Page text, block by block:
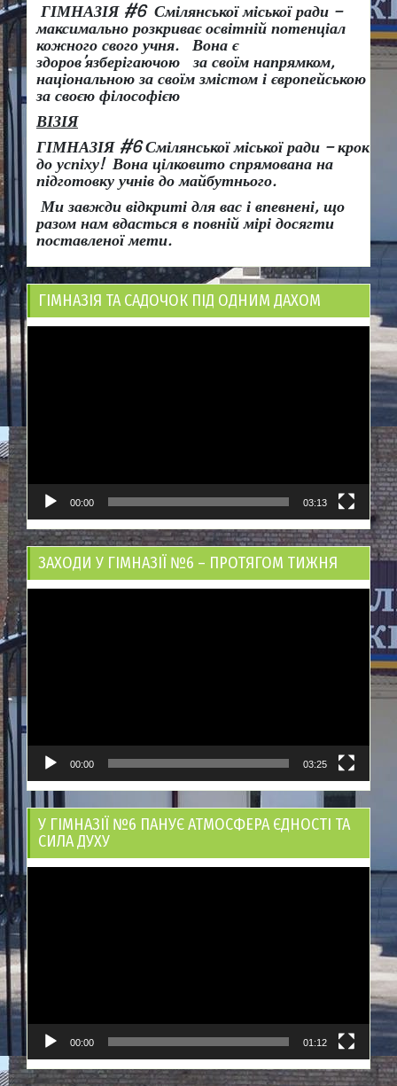
ГІМНАЗІЯ #6 Смілянської міської ради –
максимально розкриває освітній потенціал
кожного свого учня.
Вона є
здоров’язберігаючою за своїм напрямком,
національною за своїм змістом і європейською
за своєю філософією
ВІЗІЯ
ГІМНАЗІЯ #6 Смілянської міської ради – крок
до успіху! Вона цілковито спрямована на
підготовку учнів до майбутнього.
Ми завжди відкриті для вас і впевнені, що
разом нам вдасться в повній мірі досягти
поставленої мети.
ГІМНАЗІЯ ТА САДОЧОК ПІД ОДНИМ ДАХОМ
00:00 03:13
ЗАХОДИ У ГІМНАЗІЇ №6 – ПРОТЯГОМ ТИЖНЯ
00:00 03:25
У ГІМНАЗІЇ №6 ПАНУЄ АТМОСФЕРА ЄДНОСТІ ТА
СИЛА ДУХУ
00:00 01:12